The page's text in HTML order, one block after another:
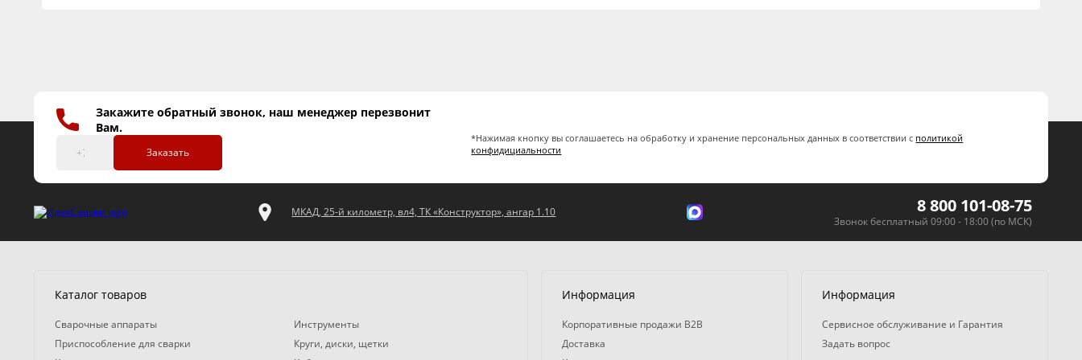
Закажите обратный звонок, наш менеджер перезвонит
Вам.
Заказать
*Нажимая кнопку вы соглашаетесь на обработку и хранение персональных данных в соответствии с политикой
конфидициальности
МКАД, 25-й километр, вл4, ТК «Конструктор», ангар 1.10 8 800 101-08-75
Звонок бесплатный 09:00 - 18:00 (по МСК)
Каталог товаров
Сварочные аппараты
Инструменты
Приспособление для сварки
Круги, диски, щетки
Информация
Корпоративные продажи B2B
Доставка
Информация
Сервисное обслуживание и Гарантия
Задать вопрос